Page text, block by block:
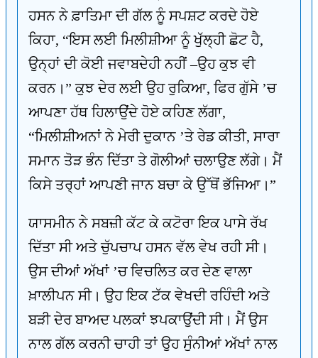
ਹਸਨ ਨੇ ਫ਼ਾਤਿਮਾ ਦੀ ਗੱਲ ਨੂੰ ਸਪਸ਼ਟ ਕਰਦੇ ਹੋਏ
ਕਿਹਾ, “ਇਸ ਲਈ ਮਿਲੀਸ਼ੀਆ ਨੂੰ ਖੁੱਲ੍ਹੀ ਛੋਟ ਹੈ,
ਉਨ੍ਹਾਂ ਦੀ ਕੋਈ ਜਵਾਬਦੇਹੀ ਨਹੀਂ –ਉਹ ਕੁਝ ਵੀ
ਕਰਨ।” ਕੁਝ ਦੇਰ ਲਈ ਉਹ ਰੁਕਿਆ, ਫਿਰ ਗੁੱਸੇ ’ਚ
ਆਪਣਾ ਹੱਥ ਹਿਲਾਉਂਦੇ ਹੋਏ ਕਹਿਣ ਲੱਗਾ,
“ਮਿਲੀਸ਼ੀਅਨਾਂ ਨੇ ਮੇਰੀ ਦੁਕਾਨ ’ਤੇ ਰੇਡ ਕੀਤੀ, ਸਾਰਾ
ਸਮਾਨ ਤੋੜ ਭੰਨ ਦਿੱਤਾ ਤੇ ਗੋਲੀਆਂ ਚਲਾਉਣ ਲੱਗੇ। ਮੈਂ
ਕਿਸੇ ਤਰ੍ਹਾਂ ਆਪਣੀ ਜਾਨ ਬਚਾ ਕੇ ਉੱਥੋਂ ਭੱਜਿਆ।”
ਯਾਸਮੀਨ ਨੇ ਸਬਜ਼ੀ ਕੱਟ ਕੇ ਕਟੋਰਾ ਇਕ ਪਾਸੇ ਰੱਖ
ਦਿੱਤਾ ਸੀ ਅਤੇ ਚੁੱਪਚਾਪ ਹਸਨ ਵੱਲ ਵੇਖ ਰਹੀ ਸੀ।
ਉਸ ਦੀਆਂ ਅੱਖਾਂ ’ਚ ਵਿਚਲਿਤ ਕਰ ਦੇਣ ਵਾਲਾ
ਖ਼ਾਲੀਪਨ ਸੀ। ਉਹ ਇਕ ਟੱਕ ਵੇਖਦੀ ਰਹਿੰਦੀ ਅਤੇ
ਬੜੀ ਦੇਰ ਬਾਅਦ ਪਲਕਾਂ ਝਪਕਾਉਂਦੀ ਸੀ। ਮੈਂ ਉਸ
ਨਾਲ ਗੱਲ ਕਰਨੀ ਚਾਹੀ ਤਾਂ ਉਹ ਸੁੰਨੀਆਂ ਅੱਖਾਂ ਨਾਲ